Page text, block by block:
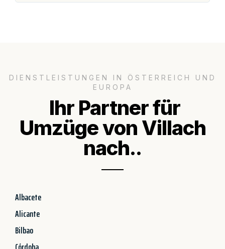
DIENSTLEISTUNGEN IN ÖSTERREICH UND
EUROPA
Ihr Partner für
Umzüge von Villach
nach..
Albacete
Alicante
Bilbao